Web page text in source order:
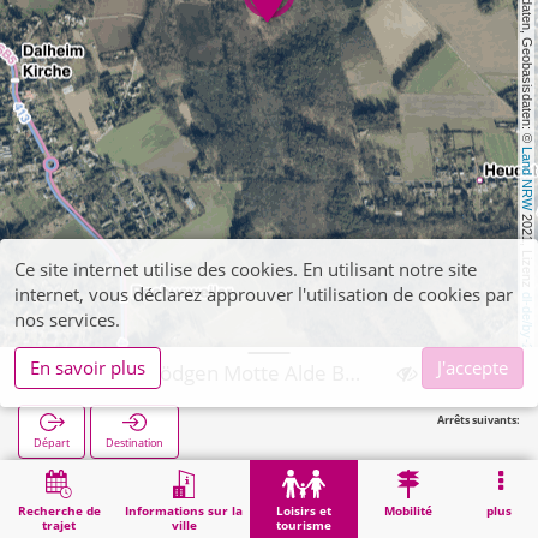
, Kartendaten, Geobasisdaten: ©
Land NRW
2021, Lizenz
dl-de/by-2-0
Recherche de
trajet
Informations sur la
ville
Loisirs et
tourisme
Mobilité plus
Départ Destination
Arrêts suivants:
Démarrage Loisirs et tourisme Wegberg, Rödgen Motte Alde Berg
Ce site internet utilise des cookies. En utilisant notre site
internet, vous déclarez approuver l'utilisation de cookies par
nos services.
En savoir plus
J'accepte